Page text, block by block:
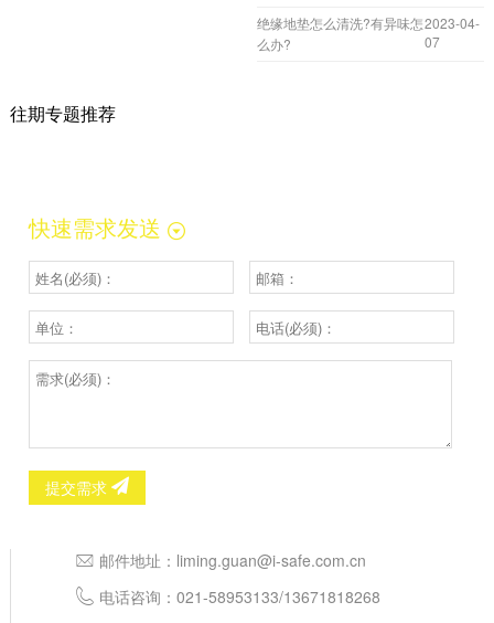
绝缘地垫怎么清洗?有异味怎
么办?
2023-04-
07
往期专题推荐
快速需求发送
提交需求
邮件地址： liming.guan@i-safe.com.cn
电话咨询： 021-58953133/13671818268